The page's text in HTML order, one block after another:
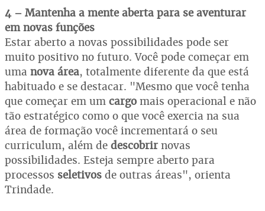
4 – Mantenha a mente aberta para se aventurar
em novas funções
Estar aberto a novas possibilidades pode ser
muito positivo no futuro. Você pode começar em
uma nova área, totalmente diferente da que está
habituado e se destacar. "Mesmo que você tenha
que começar em um cargo mais operacional e não
tão estratégico como o que você exercia na sua
área de formação você incrementará o seu
curriculum, além de descobrir novas
possibilidades. Esteja sempre aberto para
processos seletivos de outras áreas", orienta
Trindade.